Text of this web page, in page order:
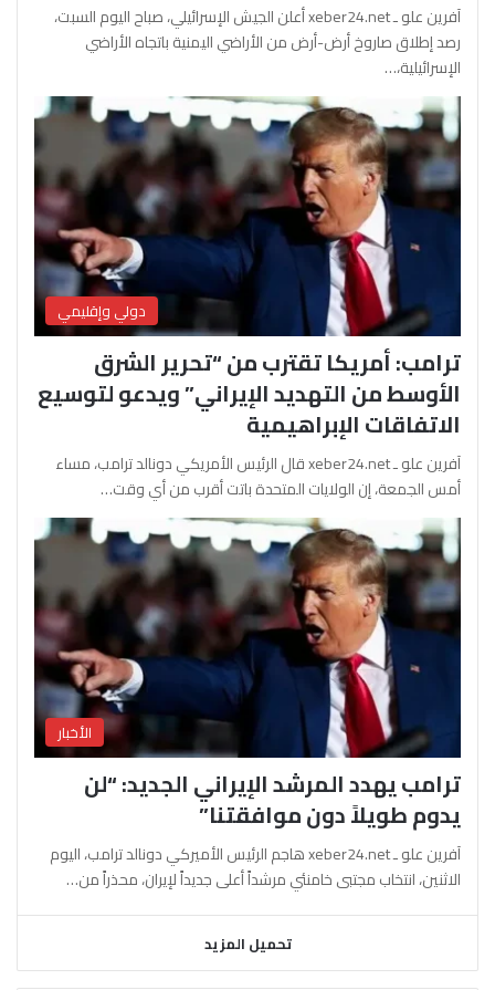
آفرين علو ـ xeber24.net أعلن الجيش الإسرائيلي، صباح اليوم السبت،
رصد إطلاق صاروخ أرض-أرض من الأراضي اليمنية باتجاه الأراضي
الإسرائيلية،…
دولي وإقليمي
ترامب: أمريكا تقترب من “تحرير الشرق
الأوسط من التهديد الإيراني” ويدعو لتوسيع
الاتفاقات الإبراهيمية
آفرين علو ـ xeber24.net قال الرئيس الأمريكي دونالد ترامب، مساء
أمس الجمعة، إن الولايات المتحدة باتت أقرب من أي وقت…
الأخبار
ترامب يهدد المرشد الإيراني الجديد: “لن
يدوم طويلاً دون موافقتنا”
آفرين علو ـ xeber24.net هاجم الرئيس الأميركي دونالد ترامب، اليوم
الاثنين، انتخاب مجتبى خامنئي مرشداً أعلى جديداً لإيران، محذراً من…
تحميل المزيد